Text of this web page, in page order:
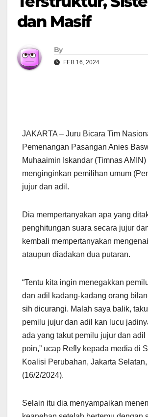
dan Masif
By
FEB 16, 2024
JAKARTA – Juru Bicara Tim
Pemenangan Pasangan Anies
Muhaaimin Iskandar (Timnas
menginginkan pemilihan umum
jujur dan adil.
Dia mempertanyakan apa yang
penghitungan suara secara jujur
kembali mempertanyakan
ataupun diadakan dua putaran.
“Tentu kita ingin menegakkan
dan adil kadang-kadang orang
sih dicurangi. Malah saya balik,
pemilu jujur dan adil kan lucu
ada yang takut pemilu jujur dan adil
poin,” ucap Refly kepada media di
Koalisi Perubahan, Jakarta
(16/2/2024).
Selain itu dia menyampaikan